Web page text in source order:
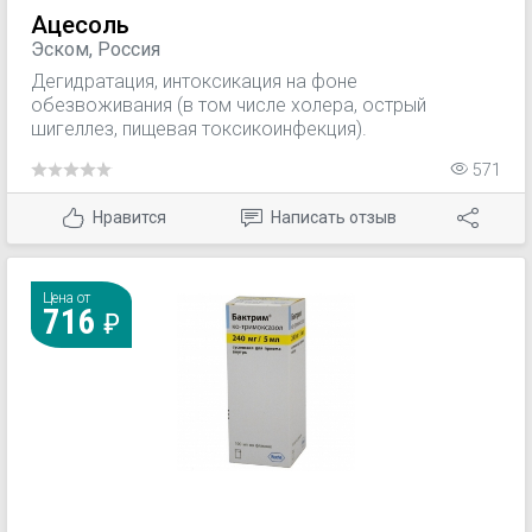
шанкроид; — одонтогенные инфекции; — инфекции
пищеварительной системы (дизентерия,
сальмонеллез, сальмонеллезное носительство).
Ацесоль
Эском, Россия
Дегидратация, интоксикация на фоне
обезвоживания (в том числе холера, острый
шигеллез, пищевая токсикоинфекция).
571
Нравится Написать отзыв
Цена от
716